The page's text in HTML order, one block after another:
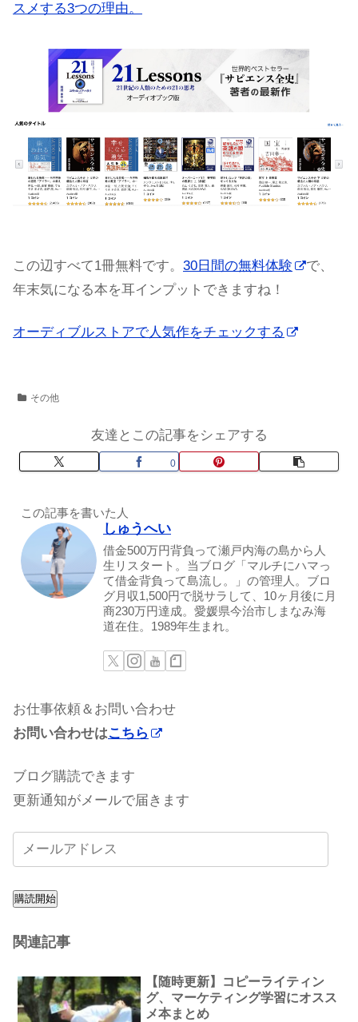
スメする3つの理由。
この辺すべて1冊無料です。 30日間の無料体験
で、
年末気になる本を耳インプットできますね！
オーディブルストアで人気作をチェックする
その他
友達とこの記事をシェアする
0
この記事を書いた人
しゅうへい
借金500万円背負って瀬戸内海の島から人
生リスタート。当ブログ「マルチにハマっ
て借金背負って島流し。」の管理人。ブロ
グ月収1,500円で脱サラして、10ヶ月後に月
商230万円達成。愛媛県今治市しまなみ海
道在住。1989年生まれ。
お仕事依頼＆お問い合わせ
お問い合わせはこちら
ブログ購読できます
更新通知がメールで届きます
購読開始
関連記事
【随時更新】コピーライティン
グ、マーケティング学習にオスス
メ本まとめ